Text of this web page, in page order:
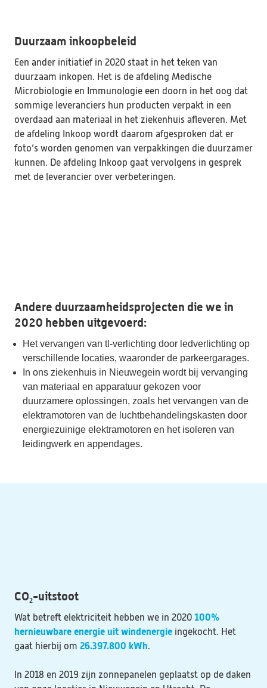
Duurzaam inkoopbeleid
Een ander initiatief in 2020 staat in het teken van
duurzaam inkopen. Het is de afdeling Medische
Microbiologie en Immunologie een doorn in het oog dat
sommige leveranciers hun producten verpakt in een
overdaad aan materiaal in het ziekenhuis afleveren. Met
de afdeling Inkoop wordt daarom afgesproken dat er
foto’s worden genomen van verpakkingen die duurzamer
kunnen. De afdeling Inkoop gaat vervolgens in gesprek
met de leverancier over verbeteringen.
Andere duurzaamheidsprojecten die we in
2020 hebben uitgevoerd:
Het vervangen van tl-verlichting door ledverlichting op
verschillende locaties, waaronder de parkeergarages.
In ons ziekenhuis in Nieuwegein wordt bij vervanging
van materiaal en apparatuur gekozen voor
duurzamere oplossingen, zoals het vervangen van de
elektramotoren van de luchtbehandelingskasten door
energiezuinige elektramotoren en het isoleren van
leidingwerk en appendages.
CO₂-uitstoot
Wat betreft elektriciteit hebben we in 2020 100%
hernieuwbare energie uit windenergie ingekocht. Het
gaat hierbij om 26.397.800 kWh.
In 2018 en 2019 zijn zonnepanelen geplaatst op de daken